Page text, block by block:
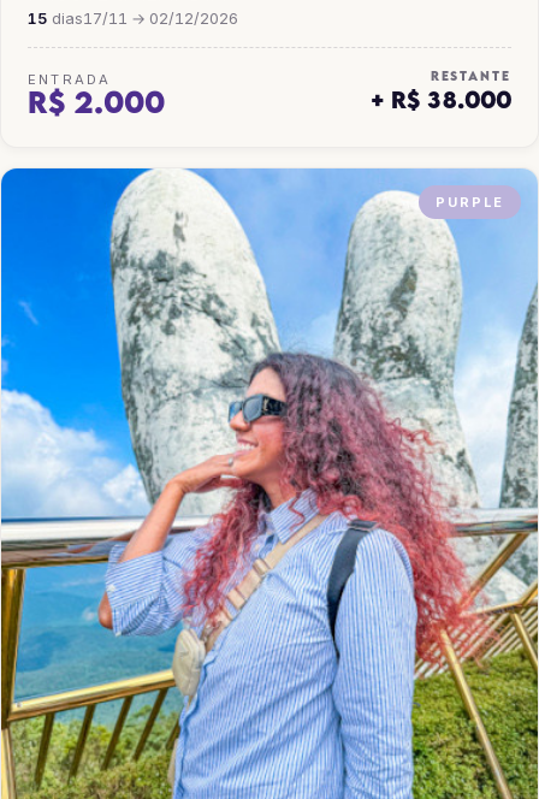
15 dias17/11 → 02/12/2026
ENTRADA
R$ 2.000
RESTANTE
+ R$ 38.000
PURPLE